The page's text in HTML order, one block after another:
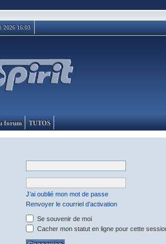
2026 16:03
forum TUTOS
J’ai oublié mon mot de passe
Renvoyer le courriel d’activation
Se souvenir de moi
Cacher mon statut en ligne pour cette